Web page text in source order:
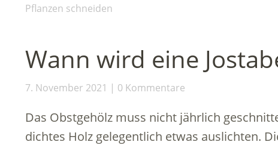
Pflanzen schneiden
Wann wird eine
7. November 2021 0 Kommentare
Das Obstgehölz muss nicht jährlich
dichtes Holz gelegentlich etwas auslichten.